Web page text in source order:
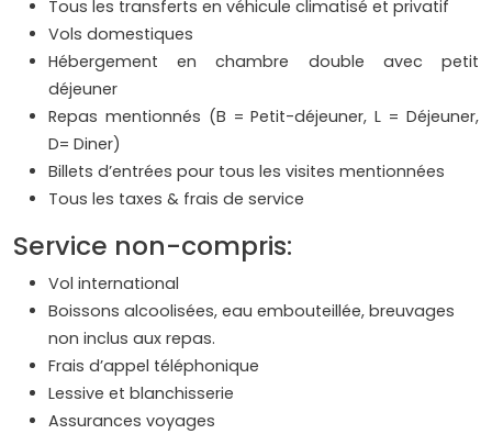
Tous les transferts en véhicule climatisé et privatif
Vols domestiques
Hébergement en chambre double avec petit
déjeuner
Repas mentionnés (B = Petit-déjeuner, L = Déjeuner,
D= Diner)
Billets d’entrées pour tous les visites mentionnées
Tous les taxes & frais de service
Service non-compris:
Vol international
Boissons alcoolisées, eau embouteillée, breuvages
non inclus aux repas.
Frais d’appel téléphonique
Lessive et blanchisserie
Assurances voyages